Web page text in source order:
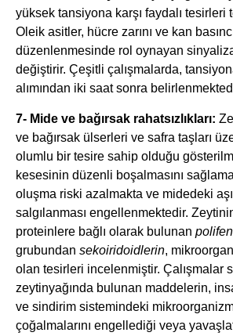
yüksek tansiyona karşı faydalı tesirleri
Oleik asitler, hücre zarını ve kan
düzenlenmesinde rol oynayan
değiştirir. Çeşitli çalışmalarda,
alımından iki saat sonra
7- Mide ve bağırsak rahatsızlıkları:
ve bağırsak ülserleri ve safra taşları
olumlu bir tesire sahip olduğu
kesesinin düzenli boşalmasını
oluşma riski azalmakta ve midedeki
salgılanması engellenmektedir.
proteinlere bağlı olarak bulunan
grubundan sekoiridoidlerin,
olan tesirleri incelenmiştir. Çalışmalar
zeytinyağında bulunan maddelerin,
ve sindirim sistemindeki
çoğalmalarını engellediği veya